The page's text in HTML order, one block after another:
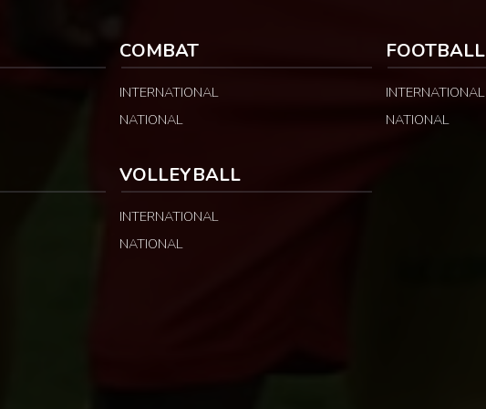
COMBAT
INTERNATIONAL
NATIONAL
FOOTBALL
INTERNATIONAL
NATIONAL
VOLLEYBALL
INTERNATIONAL
NATIONAL